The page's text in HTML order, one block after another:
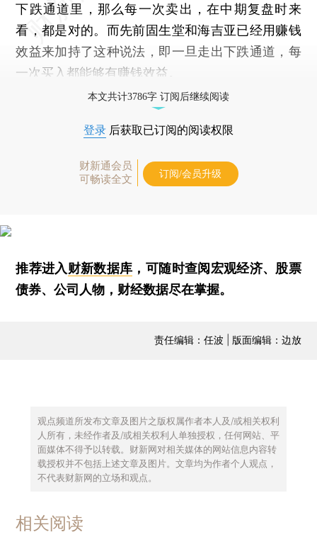
下跌通道里，那么每一次卖出，在中期复盘时来
看，都是对的。而先前固生堂和海吉亚已经用赚钱
效益来加持了这种说法，即一旦走出下跌通道，每
一次买入都能够有赚钱效益。
本文共计3786字 订阅后继续阅读
登录 后获取已订阅的阅读权限
财新通会员
可畅读全文
订阅/会员升级
推荐进入财新数据库 ，可随时查阅宏观经济、股票
债券、公司人物，财经数据尽在掌握。
责任编辑：任波 | 版面编辑：边放
观点频道所发布文章及图片之版权属作者本人及/或相关权利
人所有，未经作者及/或相关权利人单独授权，任何网站、平
面媒体不得予以转载。财新网对相关媒体的网站信息内容转
载授权并不包括上述文章及图片。文章均为作者个人观点，
不代表财新网的立场和观点。
相关阅读